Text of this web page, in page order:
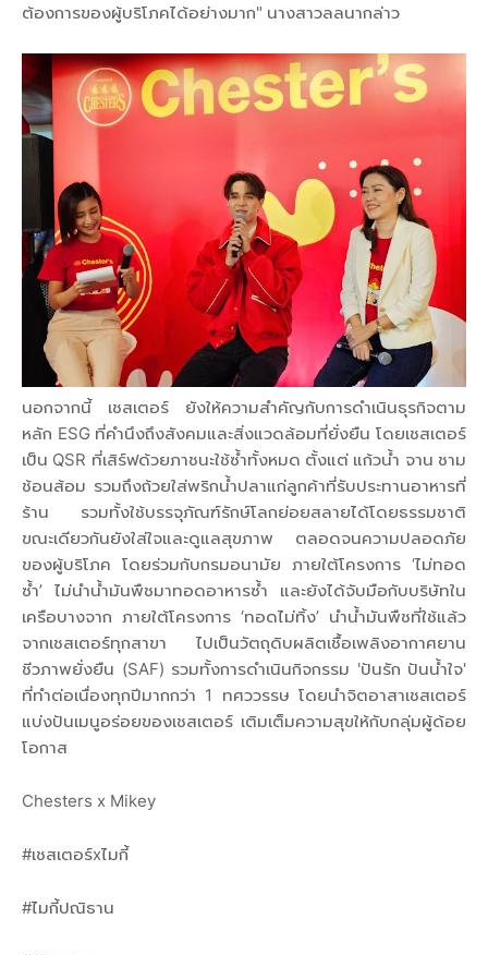
ต้องการของผู้บริโภคได้อย่างมาก" นางสาวลลนากล่าว
นอกจากนี้ เชสเตอร์ ยังให้ความสำคัญกับการดำเนินธุรกิจตาม
หลัก ESG ที่คำนึงถึงสังคมและสิ่งแวดล้อมที่ยั่งยืน โดยเชสเตอร์
เป็น QSR ที่เสิร์ฟด้วยภาชนะใช้ซ้ำทั้งหมด ตั้งแต่ แก้วน้ำ จาน ชาม
ช้อนส้อม รวมถึงถ้วยใส่พริกน้ำปลาแก่ลูกค้าที่รับประทานอาหารที่
ร้าน รวมทั้งใช้บรรจุภัณฑ์รักษ์โลกย่อยสลายได้โดยธรรมชาติ
ขณะเดียวกันยังใส่ใจและดูแลสุขภาพ ตลอดจนความปลอดภัย
ของผู้บริโภค โดยร่วมกับกรมอนามัย ภายใต้โครงการ ‘ไม่ทอด
ซ้ำ’ ไม่นำน้ำมันพืชมาทอดอาหารซ้ำ และยังได้จับมือกับบริษัทใน
เครือบางจาก ภายใต้โครงการ ‘ทอดไม่ทิ้ง’ นำน้ำมันพืชที่ใช้แล้ว
จากเชสเตอร์ทุกสาขา ไปเป็นวัตถุดิบผลิตเชื้อเพลิงอากาศยาน
ชีวภาพยั่งยืน (SAF) รวมทั้งการดำเนินกิจกรรม 'ปันรัก ปันน้ำใจ'
ที่ทำต่อเนื่องทุกปีมากกว่า 1 ทศววรรษ โดยนำจิตอาสาเชสเตอร์
แบ่งปันเมนูอร่อยของเชสเตอร์ เติมเต็มความสุขให้กับกลุ่มผู้ด้อย
โอกาส
Chesters x Mikey
#เชสเตอร์xไมกี้
#ไมกี้ปณิธาน